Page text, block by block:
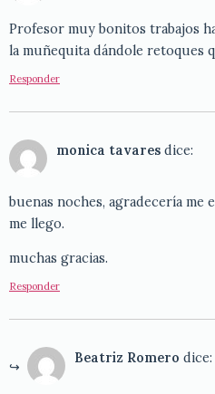
Profesor muy bonitos trabajos
la muñequita dándole retoques
Responder
monica tavares dice:
buenas noches, agradecería me
me llego.
muchas gracias.
Responder
Beatriz Romero dice: